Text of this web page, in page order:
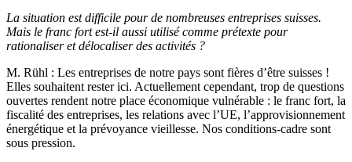
La situation est difficile pour de nombreuses entreprises suisses.
Mais le franc fort est-il aussi utilisé comme prétexte pour
rationaliser et délocaliser des activités ?
M. Rühl : Les entreprises de notre pays sont fières d’être suisses !
Elles souhaitent rester ici. Actuellement cependant, trop de questions
ouvertes rendent notre place économique vulnérable : le franc fort, la
fiscalité des entreprises, les relations avec l’UE, l’approvisionnement
énergétique et la prévoyance vieillesse. Nos conditions-cadre sont
sous pression.